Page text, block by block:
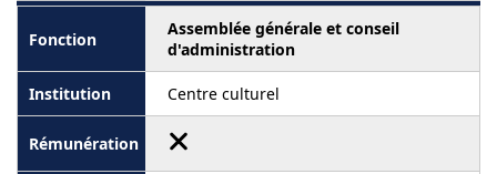
Assemblée générale et conseil
d'administration
Centre culturel